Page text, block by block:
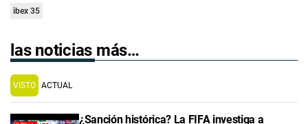
ibex 35
las noticias más…
VISTO ACTUAL
¿Sanción histórica? La FIFA investiga a